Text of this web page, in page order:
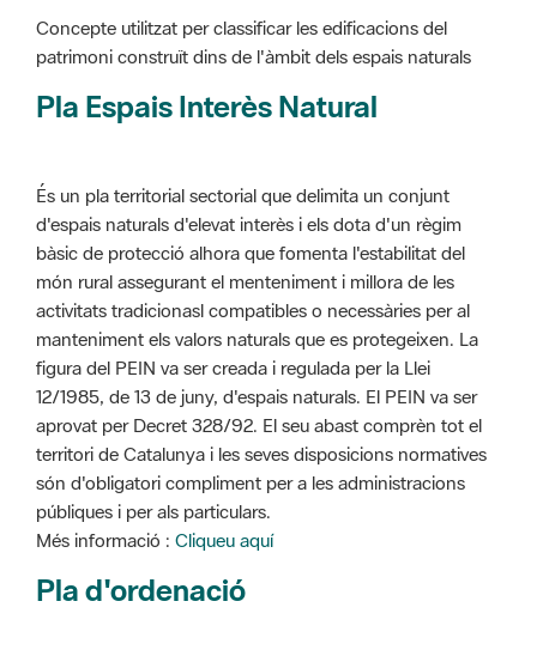
Pla Espais Interès Natural
És un pla territorial sectorial que delimita un conjunt
món rural assegurant el menteniment i millora de les
activitats tradicionasl compatibles o necessàries per al
manteniment els valors naturals que es protegeixen. La
figura del PEIN va ser creada i regulada per la Llei
12/1985, de 13 de juny, d'espais naturals. El PEIN va ser
aprovat per Decret 328/92. El seu abast comprèn tot el
territori de Catalunya i les seves disposicions normatives
són d'obligatori compliment per a les administracions
públiques i per als particulars.
Més informació :Cliqueu aquí
Pla d'ordenació
Instrument de planificació urbanístic